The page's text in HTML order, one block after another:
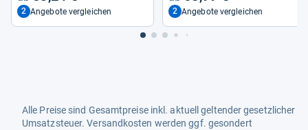
2 Angebote vergleichen 2 Angebote vergleichen
Alle Preise sind Gesamtpreise inkl. aktuell geltender gesetzlicher
Umsatzsteuer. Versandkosten werden ggf. gesondert